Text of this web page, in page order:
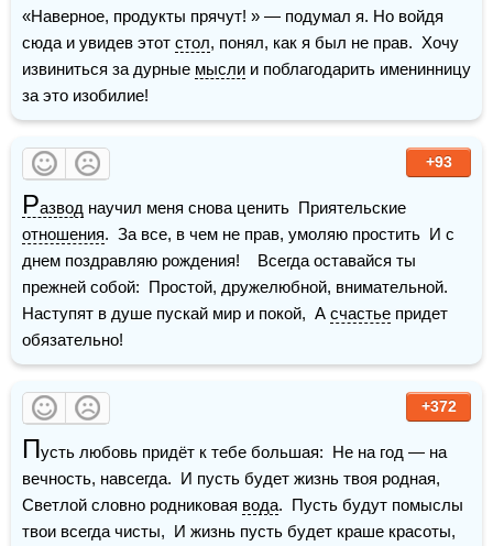
«Наверное, продукты прячут! » — подумал я. Но войдя
сюда и увидев этот стол, понял, как я был не прав.  Хочу
извиниться за дурные мысли и поблагодарить именинницу
за это изобилие!
+93
Развод
отношения.  За все, в чем не прав, умоляю простить  И с
днем поздравляю рождения!    Всегда оставайся ты
прежней собой:  Простой, дружелюбной, внимательной.
Наступят в душе пускай мир и покой,  А счастье придет
обязательно!
+372
Пусть любовь придёт к тебе большая:  Не на год — на
вечность, навсегда.  И пусть будет жизнь твоя родная,
Светлой словно родниковая вода.  Пусть будут помыслы